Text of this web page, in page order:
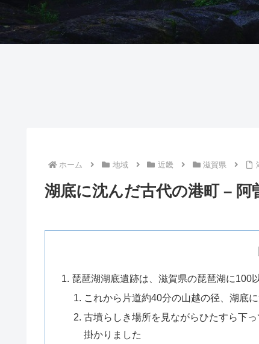
ホーム 地域 近畿 滋賀県
湖底に沈んだ古代の港町 – 阿
琵琶湖湖底遺跡は、滋賀県の琵琶湖に100
これから片道約40分の山越の径、湖底
古墳らしき場所を見ながらひたすら下
掛かりました